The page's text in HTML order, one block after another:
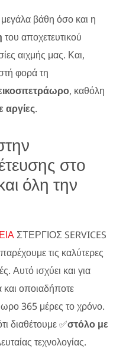
βάθη όσο και η
του αποχετευτικού
αιχμής μας. Και,
φορά τη
, καθόλη
αργίες.
στο
όλη την
ΣΤΕΡΓΙΟΣ SERVICES
τις καλύτερες
Αυτό ισχύει και για
και οποιαδήποτε
365 μέρες το χρόνο.
διαθέτουμε ✅στόλο με
τεχνολογίας.